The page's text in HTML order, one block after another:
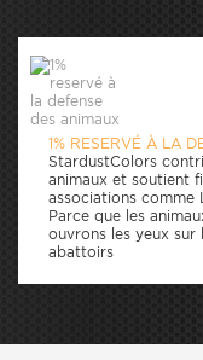
1% RESERVÉ À LA
StardustColors
animaux et soutient
associations comme
Parce que les
ouvrons les yeux sur
abattoirs